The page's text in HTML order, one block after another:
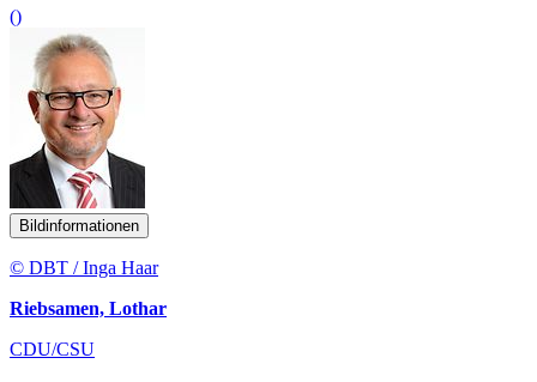
()
Bildinformationen
© DBT / Inga Haar
Riebsamen, Lothar
CDU/CSU